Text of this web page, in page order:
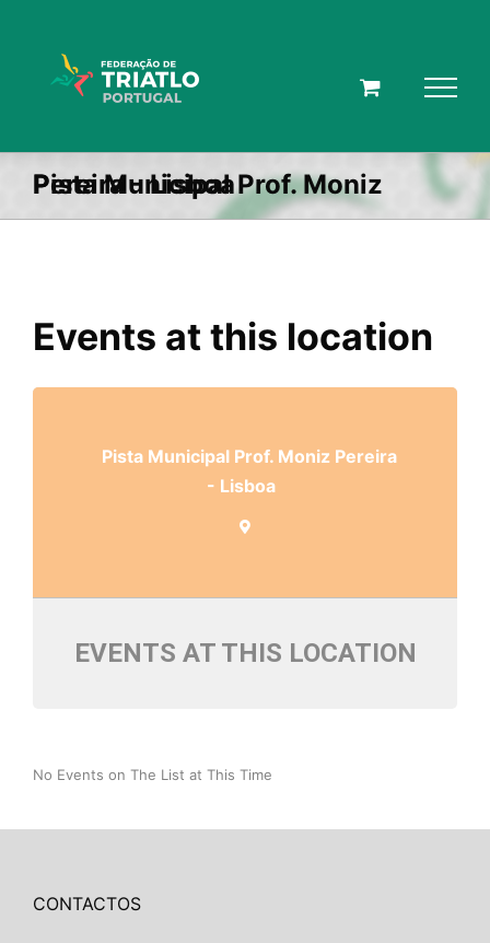
Pista Municipal Prof. Moniz Pereira - Lisboa
Events at this location
Pista Municipal Prof. Moniz Pereira
- Lisboa
EVENTS AT THIS LOCATION
No Events on The List at This Time
CONTACTOS